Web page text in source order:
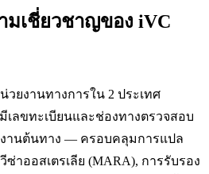
มเชี่ยวชาญของ iVC
วยงานทางการใน 2 ประเทศ
เลขทะเบียนและช่องทางตรวจสอบ
งานต้นทาง — ครอบคลุมการแปล
าออสเตรเลีย (MARA), การรับรอง